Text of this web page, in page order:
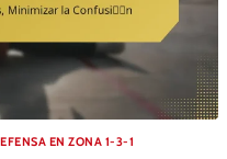
EN ZONA 1-3-1